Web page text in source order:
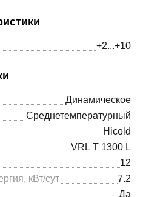
+2...+10
Динамическое
Среднетемпературный
Hicold
VRL T 1300 L
12
кВт/сут
7.2
Да